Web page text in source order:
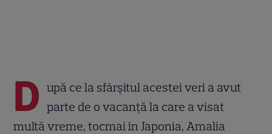
D upă ce la sfârșitul acestei veri a avut
parte de o vacanță la care a visat
multă vreme, tocmai în Japonia, Amalia